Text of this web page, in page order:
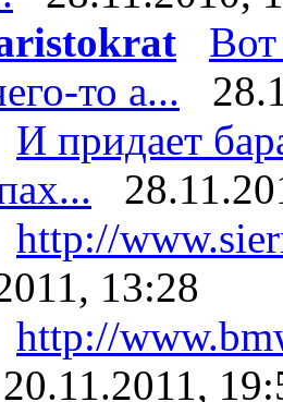
то а...
И придает
http://
13:28
http://
20.11.2011,